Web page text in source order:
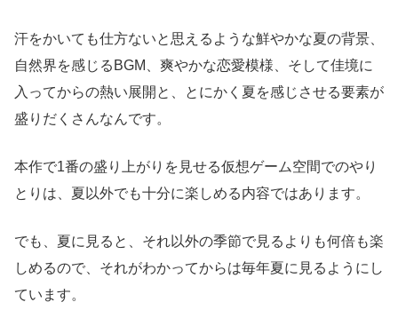
汗をかいても仕方ないと思えるような鮮やかな夏の背景、
自然界を感じるBGM、爽やかな恋愛模様、そして佳境に
入ってからの熱い展開と、とにかく夏を感じさせる要素が
盛りだくさんなんです。
本作で1番の盛り上がりを見せる仮想ゲーム空間でのやり
とりは、夏以外でも十分に楽しめる内容ではあります。
でも、夏に見ると、それ以外の季節で見るよりも何倍も楽
しめるので、それがわかってからは毎年夏に見るようにし
ています。